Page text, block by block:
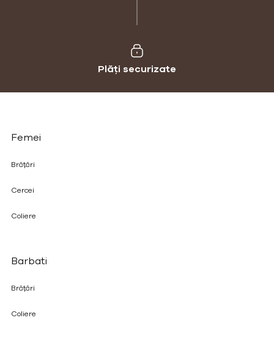
Plăți securizate
Femei
Brățări
Cercei
Coliere
Barbati
Brățări
Coliere